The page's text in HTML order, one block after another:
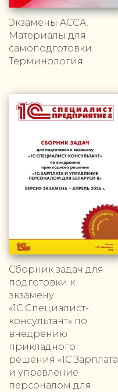
Экзамены ACCA.
Материалы для
самоподготовки.
Терминология
Сборник задач для
подготовки к
экзамену
«1С:Специалист-
консультант» по
внедрению
прикладного
решения «1С:Зарплата
и управление
персоналом для